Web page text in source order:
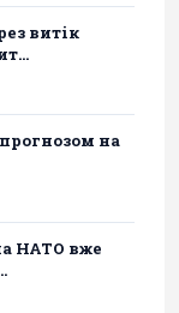
витік
на
НАТО вже